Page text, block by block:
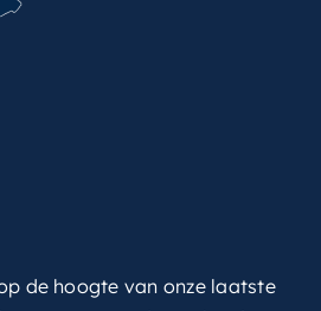
de hoogte van onze laatste